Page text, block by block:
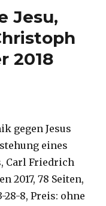
Jesu,
2018
gegen Jesus
eines
Carl Friedrich
2017, 78 Seiten,
28-8, Preis: ohne